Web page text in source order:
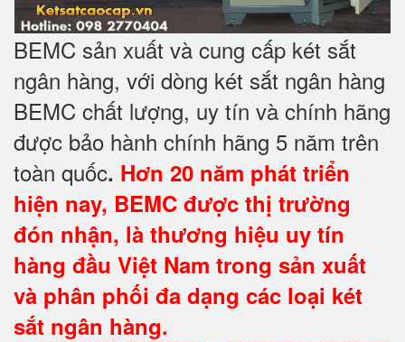
BEMC sản xuất và cung cấp két sắt
ngân hàng, với dòng két sắt ngân hàng
BEMC chất lượng, uy tín và chính hãng
được bảo hành chính hãng 5 năm trên
toàn quốc. Hơn 20 năm phát triển
hiện nay, BEMC được thị trường
đón nhận, là thương hiệu uy tín
hàng đầu Việt Nam trong sản xuất
và phân phối đa dạng các loại két
sắt ngân hàng.